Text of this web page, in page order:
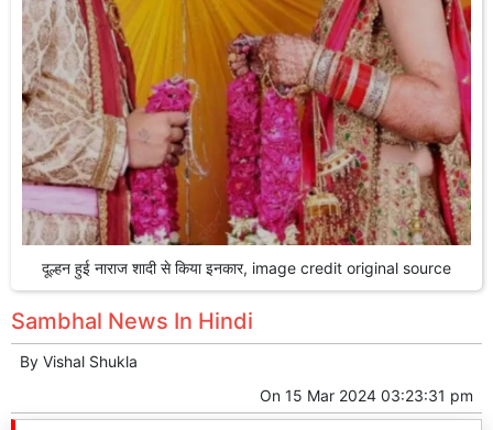
दूल्हन हुई नाराज शादी से किया इनकार, image credit original source
Sambhal News In Hindi
By Vishal Shukla
On 15 Mar 2024 03:23:31 pm